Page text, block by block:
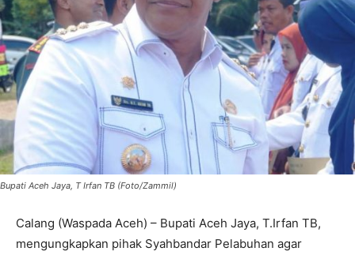
Bupati Aceh Jaya, T Irfan TB (Foto/Zammil)
Calang (Waspada Aceh) – Bupati Aceh Jaya, T.Irfan TB,
mengungkapkan pihak Syahbandar Pelabuhan agar